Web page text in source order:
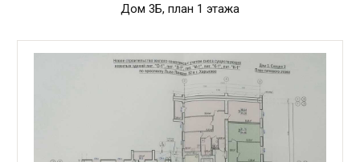
Дом 3Б, план 1 этажа